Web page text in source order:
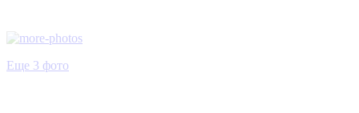
Еще 3 фото